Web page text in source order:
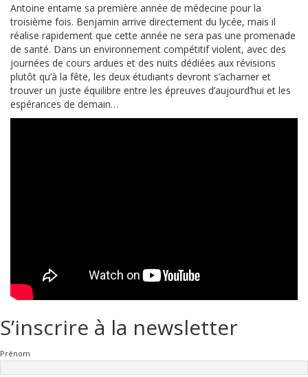
Antoine entame sa première année de médecine pour la
troisième fois. Benjamin arrive directement du lycée, mais il
réalise rapidement que cette année ne sera pas une promenade
de santé. Dans un environnement compétitif violent, avec des
journées de cours ardues et des nuits dédiées aux révisions
plutôt qu’à la fête, les deux étudiants devront s’acharner et
trouver un juste équilibre entre les épreuves d’aujourd’hui et les
espérances de demain…
S’inscrire à la newsletter
Prénom